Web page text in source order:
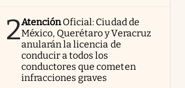
2AtenciónOficial: Ciudad de
México, Querétaro y Veracruz
anularán la licencia de
conducir a todos los
conductores que cometen
infracciones graves